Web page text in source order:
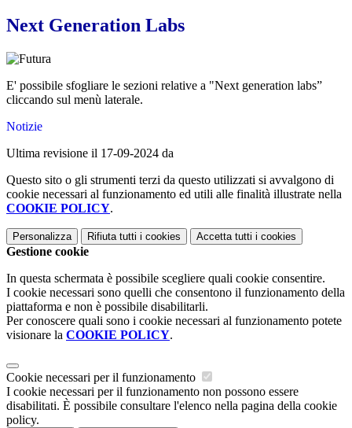
Next Generation Labs
E' possibile sfogliare le sezioni relative a "Next generation labs”
cliccando sul menù laterale.
Notizie
Ultima revisione il 17-09-2024 da
Questo sito o gli strumenti terzi da questo utilizzati si avvalgono di
cookie necessari al funzionamento ed utili alle finalità illustrate nella
COOKIE POLICY.
Personalizza Rifiuta tutti i cookies Accetta tutti i cookies
Gestione cookie
In questa schermata è possibile scegliere quali cookie consentire.
I cookie necessari sono quelli che consentono il funzionamento della
piattaforma e non è possibile disabilitarli.
Per conoscere quali sono i cookie necessari al funzionamento potete
visionare la COOKIE POLICY.
Cookie necessari per il funzionamento
I cookie necessari per il funzionamento non possono essere
disabilitati. È possibile consultare l'elenco nella pagina della cookie
policy.